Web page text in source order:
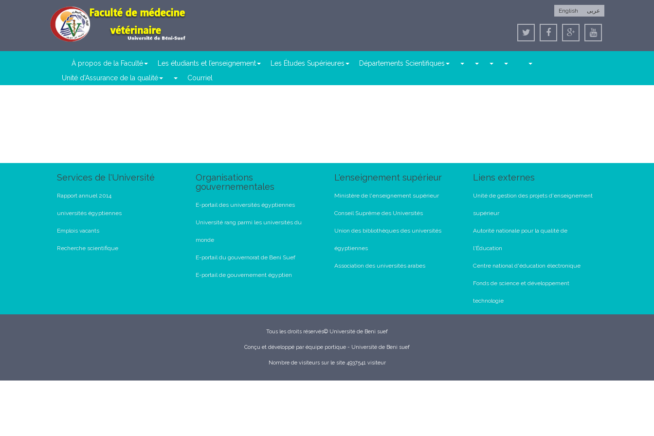
English عربى
À propos de la Faculté Les étudiants et l’enseignement Les Études Supérieures
Départements Scientifiques
Unité d'Assurance de la qualité
Courriel
Services de l'Université
Rapport annuel 2014
universités égyptiennes
Emplois vacants
Recherche scientifique
Organisations
gouvernementales
E-portail des universités égyptiennes
Université rang parmi les universités du
monde
E-portail du gouvernorat de Beni Suef
E-portail de gouvernement égyptien
L'enseignement supérieur
Ministère de l'enseignement supérieur
Conseil Suprême des Universités
Union des bibliothèques des universités
égyptiennes
Association des universités arabes
Liens externes
Unité de gestion des projets d'enseignement
supérieur
Autorité nationale pour la qualité de
l'Éducation
Centre national d'éducation électronique
Fonds de science et développement
technologie
Tous les droits réservés© Université de Beni suef
Conçu et développé par équipe portique - Université de Beni suef
Nombre de visiteurs sur le site 4937541 visiteur